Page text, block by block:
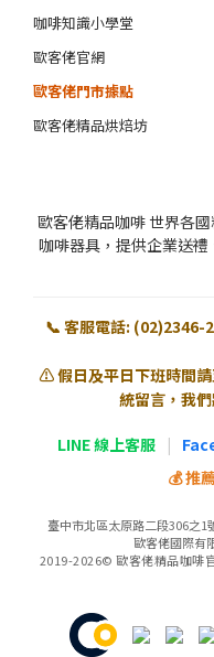
咖啡知識小學堂
歐客佬官網
歐客佬門市據點
歐客佬精品烘焙坊
歐客佬精品咖啡 世界各
咖啡器具，提供企業送
📞 客服電話: (02)2346-
⚠️ 假日及平日下班時間
統留言，我
LINE 線上客服 |
💰 推
臺中市北區太原路二段306之1
歐客佬國際有
2019-2026© 歐客佬精品咖啡